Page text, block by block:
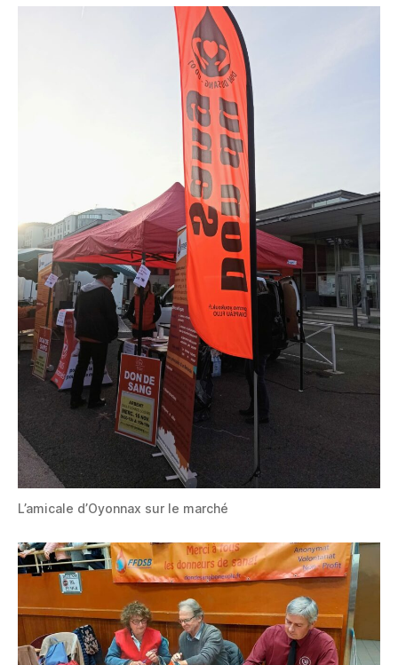
L’amicale d’Oyonnax sur le marché